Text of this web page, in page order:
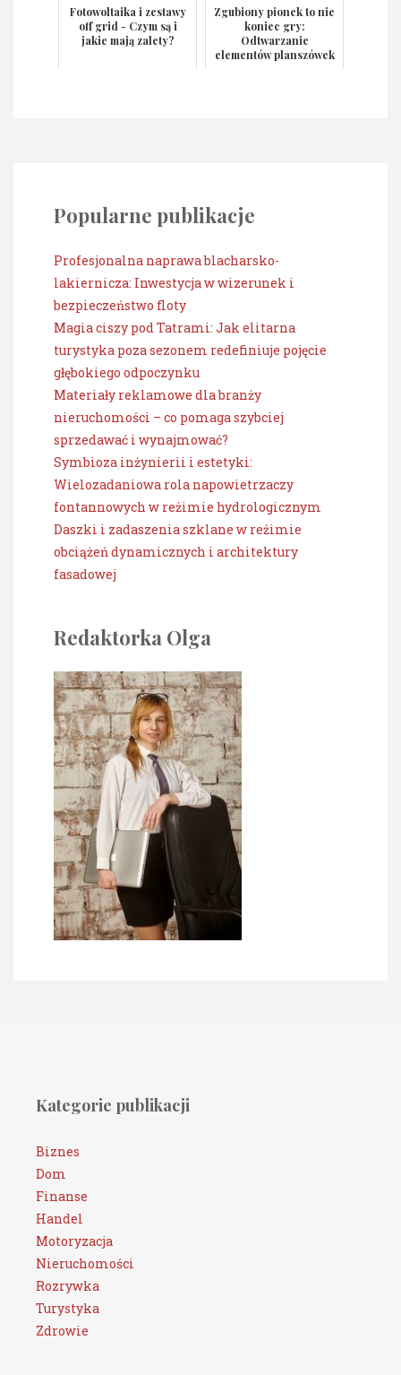
Fotowoltaika i zestawy
off grid - Czym są i
jakie mają zalety?
Zgubiony pionek to nie
koniec gry:
Odtwarzanie
elementów planszówek
Popularne publikacje
Profesjonalna naprawa blacharsko-
lakiernicza: Inwestycja w wizerunek i
bezpieczeństwo floty
Magia ciszy pod Tatrami: Jak elitarna
turystyka poza sezonem redefiniuje pojęcie
głębokiego odpoczynku
Materiały reklamowe dla branży
nieruchomości – co pomaga szybciej
sprzedawać i wynajmować?
Symbioza inżynierii i estetyki:
Wielozadaniowa rola napowietrzaczy
fontannowych w reżimie hydrologicznym
Daszki i zadaszenia szklane w reżimie
obciążeń dynamicznych i architektury
fasadowej
Redaktorka Olga
Kategorie publikacji
Biznes
Dom
Finanse
Handel
Motoryzacja
Nieruchomości
Rozrywka
Turystyka
Zdrowie